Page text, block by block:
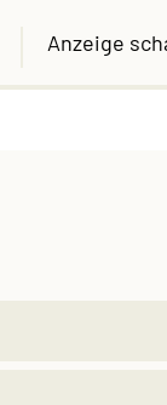
Anzeige